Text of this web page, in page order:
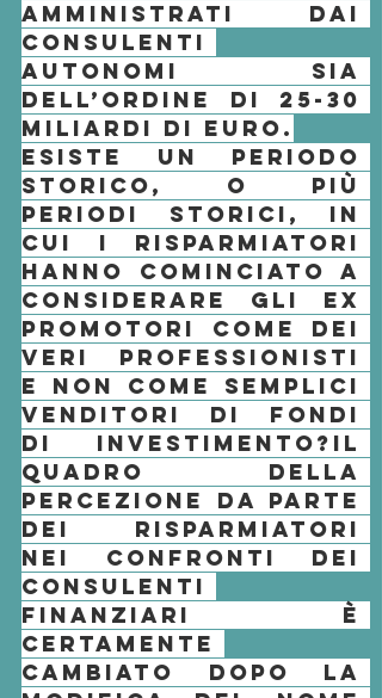
consulenti
autonomi
sia
dell’ordine di 25-30
miliardi di euro.
Esiste un periodo
storico, o più
periodi storici, in
cui i risparmiatori
hanno cominciato a
considerare gli ex
promotori come dei
veri professionisti
e non come semplici
venditori di fondi
di investimento? Il
quadro della
percezione da parte
dei risparmiatori
consulenti
finanziari
è
certamente
cambiato dopo la